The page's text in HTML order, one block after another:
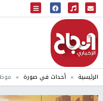
البث المباشر
إذاعة النجاح
الرئيسية أحداث في صورة